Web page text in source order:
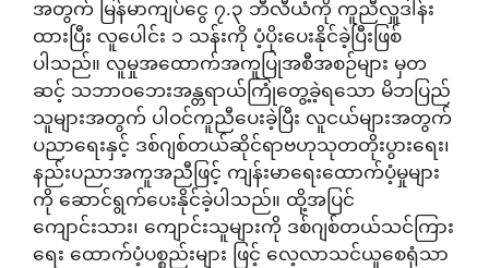
အတွက် မြန်မာကျပ်ငွေ ၇.၃ ဘီလီယံကို ကူညီလှူဒါန်း
ထားပြီး လူပေါင်း ၁ သန်းကို ပံ့ပိုးပေးနိုင်ခဲ့ပြီးဖြစ်
ပါသည်။ လူမှုအထောက်အကူပြုအစီအစဉ်များ မှတ
ဆင့် သဘာဝဘေးအန္တရာယ်ကြုံတွေ့ခဲ့ရသော မိဘပြည်
သူများအတွက် ပါဝင်ကူညီပေးခဲ့ပြီး လူငယ်များအတွက်
ပညာရေးနှင့် ဒစ်ဂျစ်တယ်ဆိုင်ရာဗဟုသုတတိုးပွားရေး၊
နည်းပညာအကူအညီဖြင့် ကျန်းမာရေးထောက်ပံ့မှုများ
ကို ဆောင်ရွက်ပေးနိုင်ခဲ့ပါသည်။ ထို့အပြင်
ကျောင်းသား၊ ကျောင်းသူများကို ဒစ်ဂျစ်တယ်သင်ကြား
ရေး ထောက်ပံ့ပစ္စည်းများ ဖြင့် လေ့လာသင်ယူစေရုံသာ